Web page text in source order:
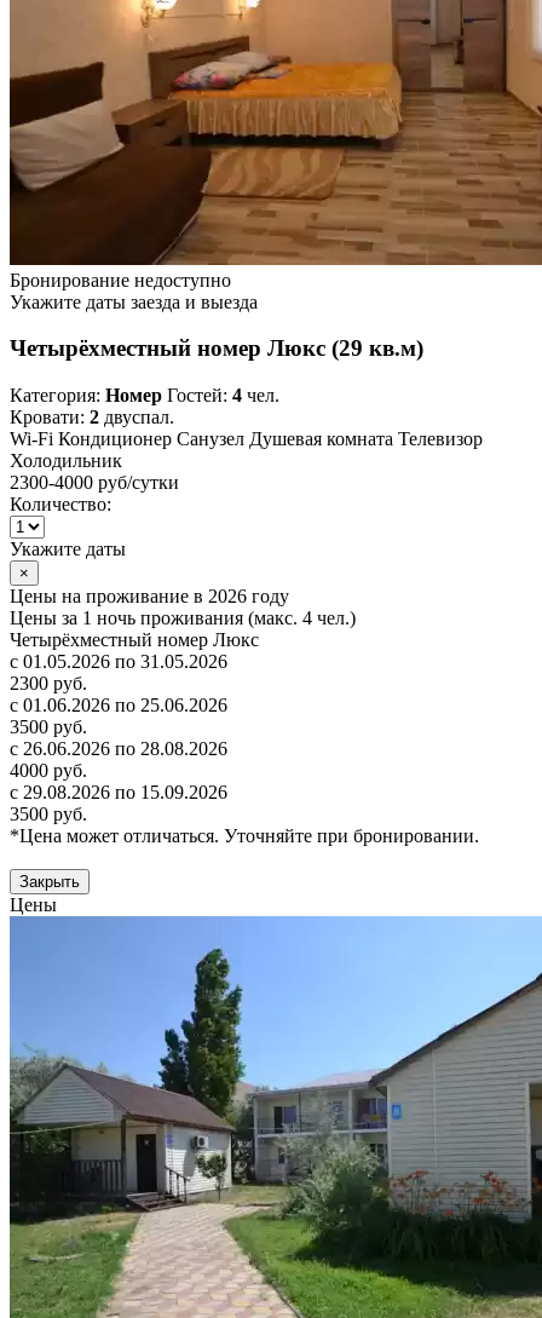
Бронирование недоступно
Укажите даты заезда и выезда
Четырёхместный номер Люкс (29 кв.м)
Категория: Номер Гостей: 4 чел.
Кровати: 2 двуспал.
Wi-Fi Кондиционер Санузел Душевая комната Телевизор
Холодильник
2300-4000 руб/сутки
Количество:
Укажите даты
×
Цены на проживание в 2026 году
Цены за 1 ночь проживания (макс. 4 чел.)
Четырёхместный номер Люкс
с 01.05.2026 по 31.05.2026
2300 руб.
с 01.06.2026 по 25.06.2026
3500 руб.
с 26.06.2026 по 28.08.2026
4000 руб.
с 29.08.2026 по 15.09.2026
3500 руб.
*Цена может отличаться. Уточняйте при бронировании.
Закрыть
Цены